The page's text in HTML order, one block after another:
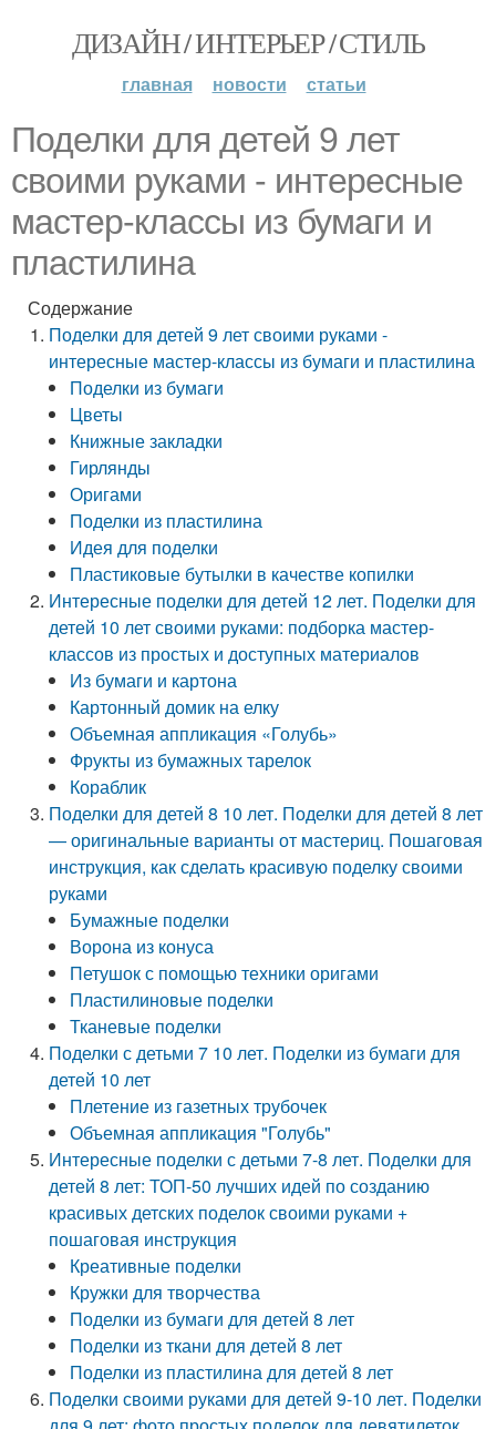
ДИЗАЙН / ИНТЕРЬЕР / СТИЛЬ
главная новости статьи
Поделки для детей 9 лет
своими руками - интересные
мастер-классы из бумаги и
пластилина
Содержание
Поделки для детей 9 лет своими руками -
интересные мастер-классы из бумаги и пластилина
Поделки из бумаги
Цветы
Книжные закладки
Гирлянды
Оригами
Поделки из пластилина
Идея для поделки
Пластиковые бутылки в качестве копилки
Интересные поделки для детей 12 лет. Поделки для
детей 10 лет своими руками: подборка мастер-
классов из простых и доступных материалов
Из бумаги и картона
Картонный домик на елку
Объемная аппликация «Голубь»
Фрукты из бумажных тарелок
Кораблик
Поделки для детей 8 10 лет. Поделки для детей 8 лет
— оригинальные варианты от мастериц. Пошаговая
инструкция, как сделать красивую поделку своими
руками
Бумажные поделки
Ворона из конуса
Петушок с помощью техники оригами
Пластилиновые поделки
Тканевые поделки
Поделки с детьми 7 10 лет. Поделки из бумаги для
детей 10 лет
Плетение из газетных трубочек
Объемная аппликация "Голубь"
Интересные поделки с детьми 7-8 лет. Поделки для
детей 8 лет: ТОП-50 лучших идей по созданию
красивых детских поделок своими руками +
пошаговая инструкция
Креативные поделки
Кружки для творчества
Поделки из бумаги для детей 8 лет
Поделки из ткани для детей 8 лет
Поделки из пластилина для детей 8 лет
Поделки своими руками для детей 9-10 лет. Поделки